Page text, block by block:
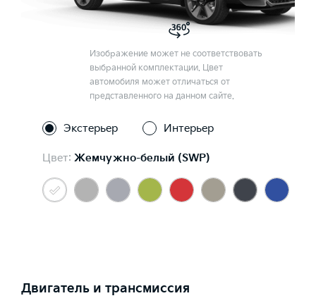
Изображение может не соответствовать
выбранной комплектации. Цвет
автомобиля может отличаться от
представленного на данном сайте.
Экстерьер Интерьер
Цвет: Жемчужно-белый (SWP)
Двигатель и трансмиссия